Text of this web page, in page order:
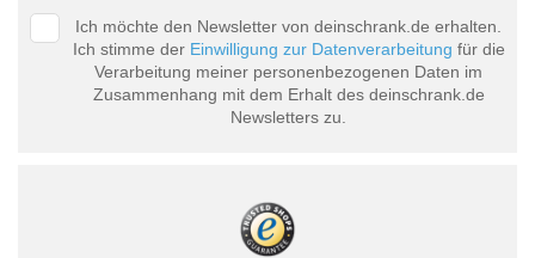
Ich möchte den Newsletter von deinschrank.de erhalten.
Ich stimme der Einwilligung zur Datenverarbeitung für die
Verarbeitung meiner personenbezogenen Daten im
Zusammenhang mit dem Erhalt des deinschrank.de
Newsletters zu.